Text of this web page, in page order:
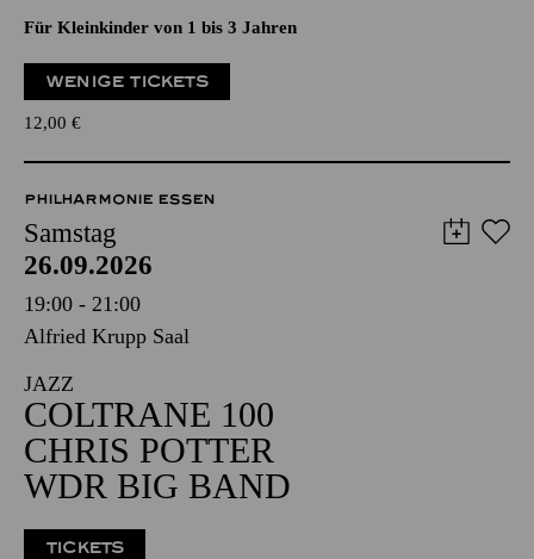
Für Kleinkinder von 1 bis 3 Jahren
WENIGE TICKETS
12,00 €
PHILHARMONIE ESSEN
Samstag
26.09.2026
19:00 - 21:00
Alfried Krupp Saal
JAZZ
COLTRANE 100
CHRIS POTTER
WDR BIG BAND
TICKETS